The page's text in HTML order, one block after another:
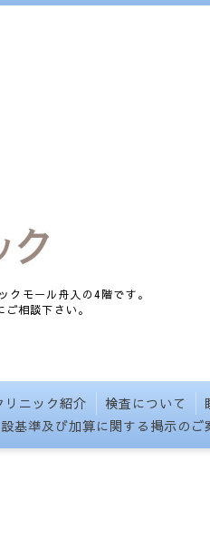
モール舟入の4階です。
相談下さい。
リニック紹介 検査について
基準及び加算に関する掲示のご